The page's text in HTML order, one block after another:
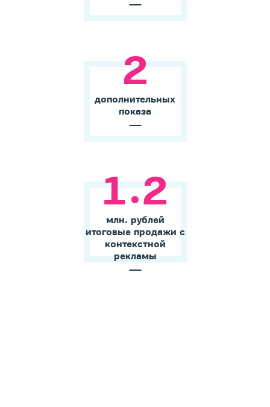
2
дополнительных
показа
1.2
млн. рублей
итоговые продажи с
контекстной
рекламы